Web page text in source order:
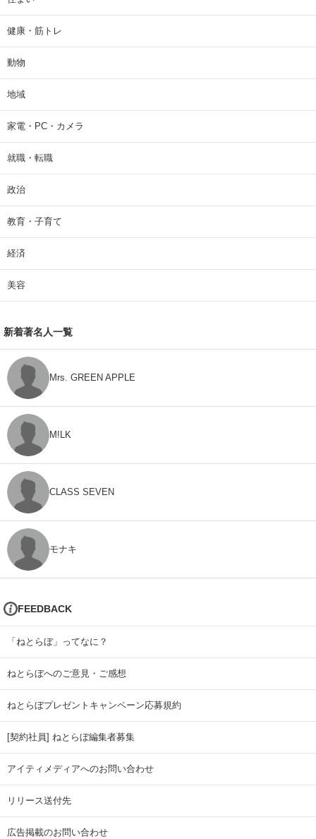
健康・筋トレ
動物
地域
家電・PC・カメラ
就職・転職
政治
教育・子育て
経済
美容
新着著名人一覧
Mrs. GREEN APPLE
M!LK
CLASS SEVEN
モナキ
FEEDBACK
「ねとらぼ」ってなに？
ねとらぼへのご意見・ご感想
ねとらぼプレゼントキャンペーン応募規約
[契約社員] ねとらぼ編集者募集
アイティメディアへのお問い合わせ
リリース送付先
広告掲載のお問い合わせ